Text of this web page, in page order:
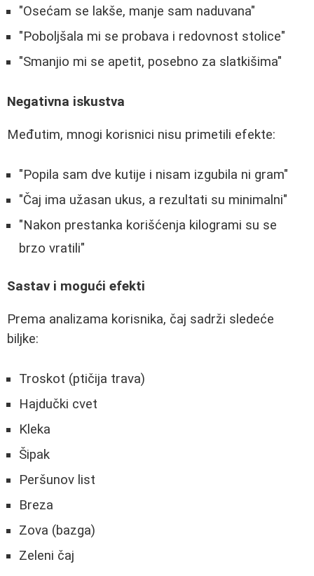
"Osećam se lakše, manje sam naduvana"
"Poboljšala mi se probava i redovnost stolice"
"Smanjio mi se apetit, posebno za slatkišima"
Negativna iskustva
Međutim, mnogi korisnici nisu primetili efekte:
"Popila sam dve kutije i nisam izgubila ni gram"
"Čaj ima užasan ukus, a rezultati su minimalni"
"Nakon prestanka korišćenja kilogrami su se
brzo vratili"
Sastav i mogući efekti
Prema analizama korisnika, čaj sadrži sledeće
biljke:
Troskot (ptičija trava)
Hajdučki cvet
Kleka
Šipak
Peršunov list
Breza
Zova (bazga)
Zeleni čaj